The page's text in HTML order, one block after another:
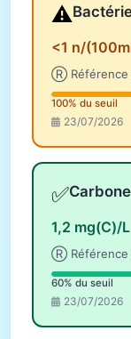
⚠️
<1 n/
Ⓡ Référence
100% du seuil
23/07/2026
✅
1,2 mg(C)/L
Ⓡ Référence
60% du seuil
23/07/2026